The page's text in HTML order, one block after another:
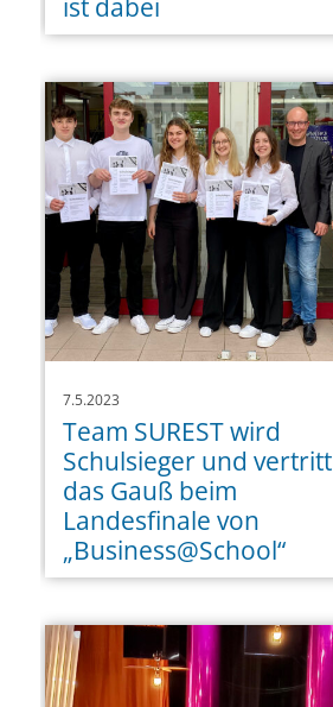
ist dabei
7.5.2023
Team SUREST wird
Schulsieger und vertritt
das Gauß beim
Landesfinale von
„Business@School“